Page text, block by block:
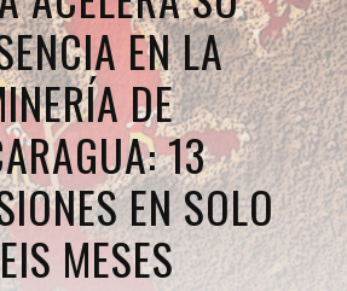
EN LA
DE
13
EN SOLO
MESES